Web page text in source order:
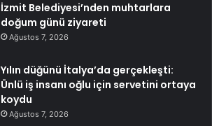
İzmit Belediyesi’nden muhtarlara
doğum günü ziyareti
Ağustos 7, 2026
Yılın düğünü İtalya’da gerçekleşti:
Ünlü iş insanı oğlu için servetini ortaya
koydu
Ağustos 7, 2026